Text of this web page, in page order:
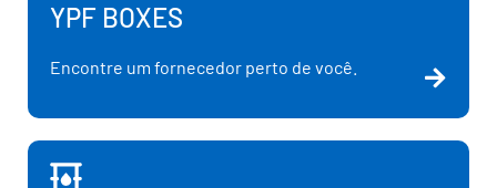
YPF BOXES
Encontre um fornecedor perto de você.